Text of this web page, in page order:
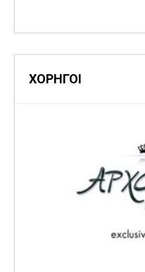
ΧΟΡΗΓΟΙ